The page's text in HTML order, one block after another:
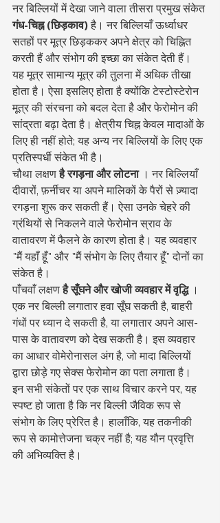
नर बिल्लियों में देखा जाने वाला तीसरा प्रमुख संकेत
गंध-चिह्न (छिड़काव) है। नर बिल्लियाँ ऊर्ध्वाधर
सतहों पर मूत्र छिड़ककर अपने क्षेत्र को चिह्नित
करती हैं और संभोग की इच्छा का संकेत देती हैं।
यह मूत्र सामान्य मूत्र की तुलना में अधिक तीखा
होता है। ऐसा इसलिए होता है क्योंकि टेस्टोस्टेरोन
मूत्र की संरचना को बदल देता है और फेरोमोन की
सांद्रता बढ़ा देता है। क्षेत्रीय चिह्न केवल मादाओं के
लिए ही नहीं होते; यह अन्य नर बिल्लियों के लिए एक
प्रतिस्पर्धी संकेत भी है।
चौथा लक्षण है रगड़ना और लोटना । नर बिल्लियाँ
दीवारों, फ़र्नीचर या अपने मालिकों के पैरों से ज़्यादा
रगड़ना शुरू कर सकती हैं। ऐसा उनके चेहरे की
ग्रंथियों से निकलने वाले फेरोमोन स्राव के
वातावरण में फैलने के कारण होता है। यह व्यवहार
"मैं यहाँ हूँ" और "मैं संभोग के लिए तैयार हूँ" दोनों का
संकेत है।
पाँचवाँ लक्षण है सूँघने और खोजी व्यवहार में वृद्धि ।
एक नर बिल्ली लगातार हवा सूँघ सकती है, बाहरी
गंधों पर ध्यान दे सकती है, या लगातार अपने आस-
पास के वातावरण को देख सकती है। इस व्यवहार
का आधार वोमेरोनासल अंग है, जो मादा बिल्लियों
द्वारा छोड़े गए सेक्स फेरोमोन का पता लगाता है।
इन सभी संकेतों पर एक साथ विचार करने पर, यह
स्पष्ट हो जाता है कि नर बिल्ली जैविक रूप से
संभोग के लिए प्रेरित है। हालाँकि, यह तकनीकी
रूप से कामोत्तेजना चक्र नहीं है; यह यौन प्रवृत्ति
की अभिव्यक्ति है।